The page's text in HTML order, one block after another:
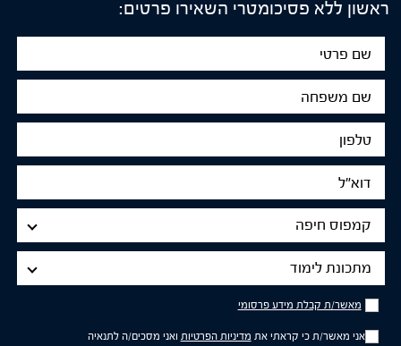
ראשון ללא פסיכומטרי השאירו פרטים:
פרטי
משפחה
הלימודים
קמפוס חיפה
לימוד
מתכונת לימוד
מאשר/ת
קבלת
מידע
פרסומי
מאשר/ת קבלת מידע פרסומי
אני מאשר/ת כי קראתי את מדיניות הפרטיות ואני מסכים/ה לתנאיה